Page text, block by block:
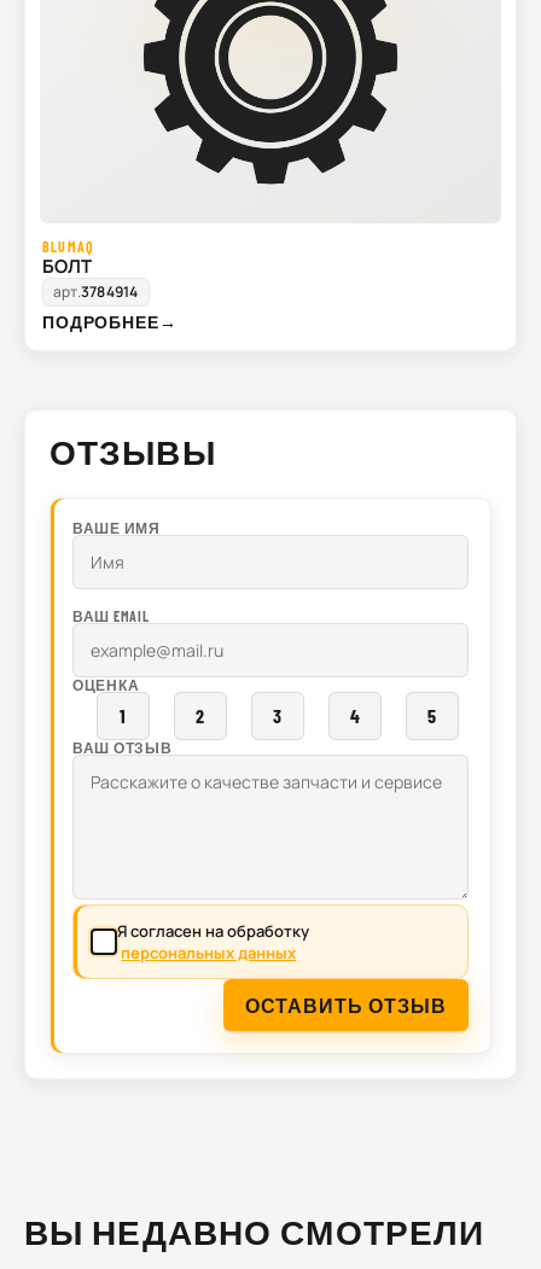
BLUMAQ
БОЛТ
арт.3784914
ПОДРОБНЕЕ→
ОТЗЫВЫ
ВАШЕ ИМЯ
ВАШ EMAIL
ОЦЕНКА
1 2 3 4 5
ВАШ ОТЗЫВ
Я согласен на обработку
персональных данных
ОСТАВИТЬ ОТЗЫВ
ВЫ НЕДАВНО СМОТРЕЛИ